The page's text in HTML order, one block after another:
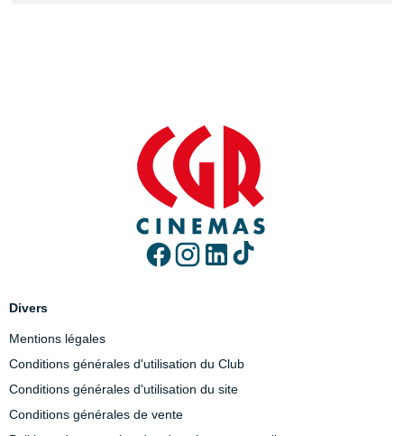
Divers
Mentions légales
Conditions générales d'utilisation du Club
Conditions générales d'utilisation du site
Conditions générales de vente